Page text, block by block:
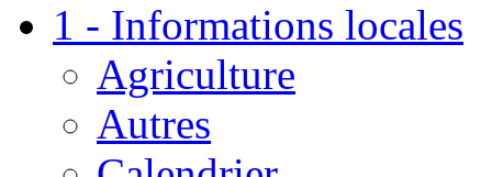
1 - Informations locales
Agriculture
Autres